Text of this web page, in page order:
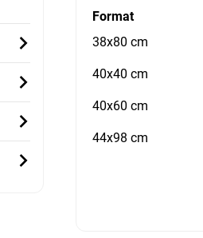
Format
38x80 cm
40x40 cm
40x60 cm
44x98 cm